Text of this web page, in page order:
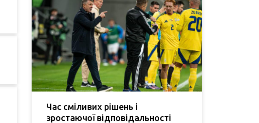
Час сміливих рішень і
зростаючої відповідальності